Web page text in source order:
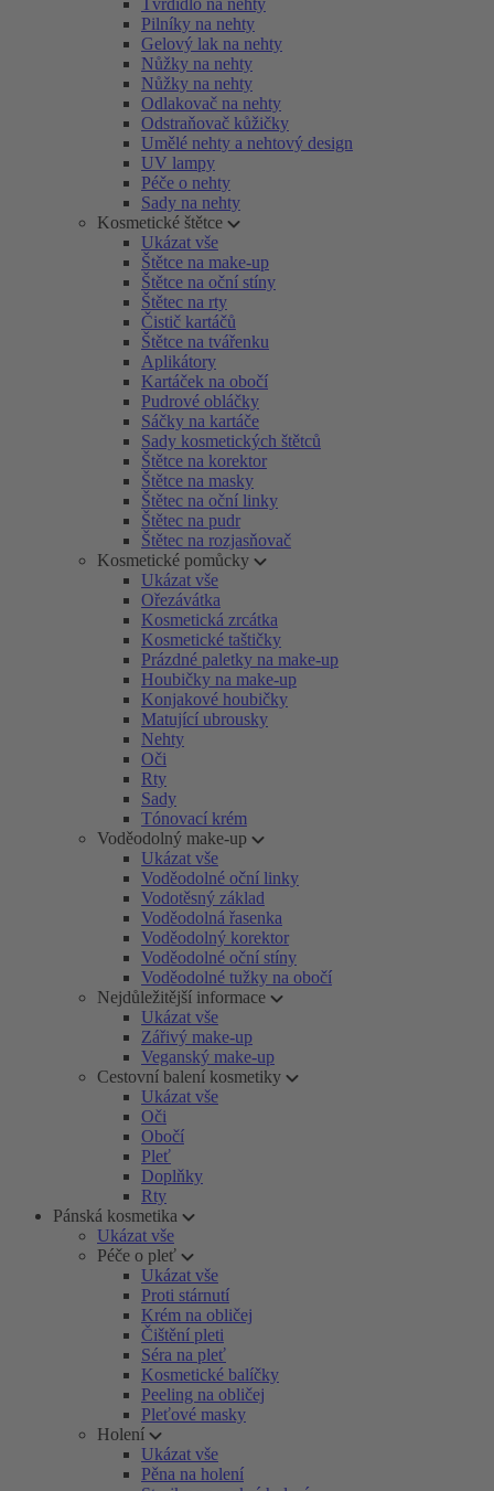
Tvrdidlo na nehty
Pilníky na nehty
Gelový lak na nehty
Nůžky na nehty
Nůžky na nehty
Odlakovač na nehty
Odstraňovač kůžičky
Umělé nehty a nehtový design
UV lampy
Péče o nehty
Sady na nehty
Kosmetické štětce
Ukázat vše
Štětce na make-up
Štětce na oční stíny
Štětec na rty
Čistič kartáčů
Štětce na tvářenku
Aplikátory
Kartáček na obočí
Pudrové obláčky
Sáčky na kartáče
Sady kosmetických štětců
Štětce na korektor
Štětce na masky
Štětec na oční linky
Štětec na pudr
Štětec na rozjasňovač
Kosmetické pomůcky
Ukázat vše
Ořezávátka
Kosmetická zrcátka
Kosmetické taštičky
Prázdné paletky na make-up
Houbičky na make-up
Konjakové houbičky
Matující ubrousky
Nehty
Oči
Rty
Sady
Tónovací krém
Voděodolný make-up
Ukázat vše
Voděodolné oční linky
Vodotěsný základ
Voděodolná řasenka
Voděodolný korektor
Voděodolné oční stíny
Voděodolné tužky na obočí
Nejdůležitější informace
Ukázat vše
Zářivý make-up
Veganský make-up
Cestovní balení kosmetiky
Ukázat vše
Oči
Obočí
Pleť
Doplňky
Rty
Pánská kosmetika
Ukázat vše
Péče o pleť
Ukázat vše
Proti stárnutí
Krém na obličej
Čištění pleti
Séra na pleť
Kosmetické balíčky
Peeling na obličej
Pleťové masky
Holení
Ukázat vše
Pěna na holení